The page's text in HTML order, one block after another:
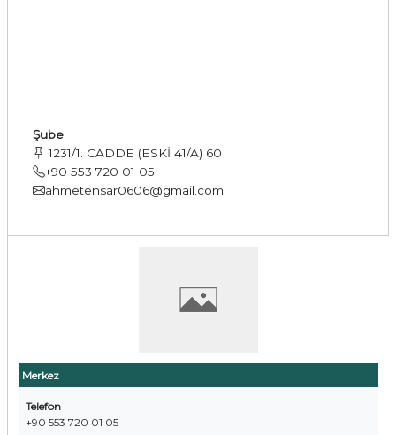
Merkez
Telefon
+90 553 720 01 05
Şube
1231/1. CADDE (ESKİ 41/A) 60
+90 553 720 01 05
ahmetensar0606@gmail.com